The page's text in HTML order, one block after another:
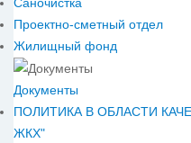
Проектно-сметный отдел
Жилищный фонд
Документы
ПОЛИТИКА В ОБЛАСТИ
ЖКХ"